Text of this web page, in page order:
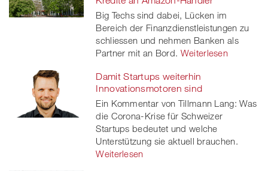
Big Techs sind dabei, Lücken im
Bereich der Finanzdienstleistungen zu
schliessen und nehmen Banken als
Partner mit an Bord. Weiterlesen
Damit Startups weiterhin
Innovationsmotoren sind
Ein Kommentar von Tillmann Lang: Was
die Corona-Krise für Schweizer
Startups bedeutet und welche
Unterstützung sie aktuell brauchen.
Weiterlesen